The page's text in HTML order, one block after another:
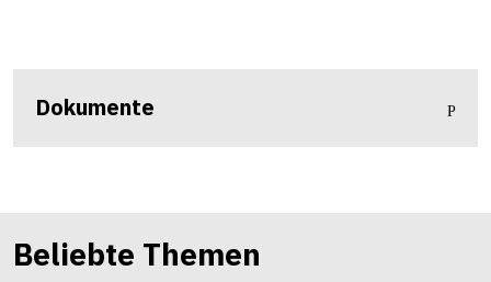
Dokumente
Beliebte Themen